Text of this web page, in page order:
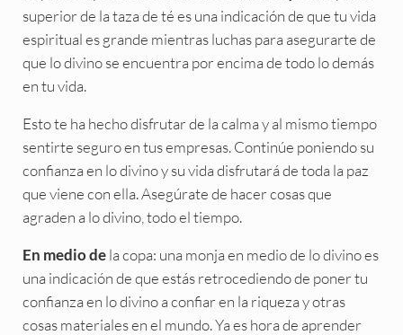
superior de la taza de té es una indicación de que tu vida
espiritual es grande mientras luchas para asegurarte de
que lo divino se encuentra por encima de todo lo demás
en tu vida.
Esto te ha hecho disfrutar de la calma y al mismo tiempo
sentirte seguro en tus empresas. Continúe poniendo su
confianza en lo divino y su vida disfrutará de toda la paz
que viene con ella. Asegúrate de hacer cosas que
agraden a lo divino, todo el tiempo.
En medio dela copa: una monja en medio de lo divino es
una indicación de que estás retrocediendo de poner tu
confianza en lo divino a confiar en la riqueza y otras
cosas materiales en el mundo. Ya es hora de aprender